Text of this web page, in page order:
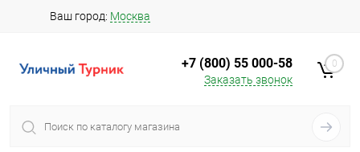
Ваш город: Москва
+7 (800) 55 000-58
Заказать звонок
0